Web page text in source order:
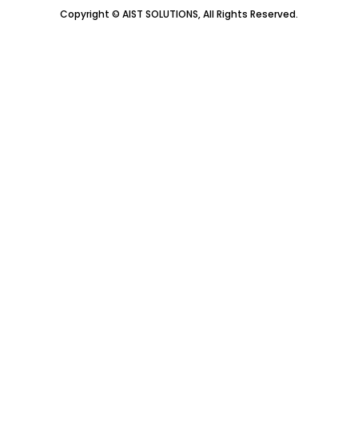
Copyright © AIST SOLUTIONS, All Rights Reserved.